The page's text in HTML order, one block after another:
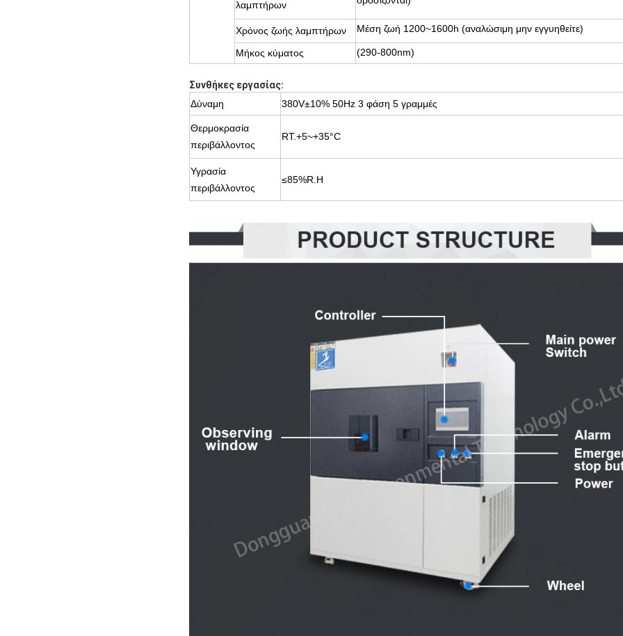
λαμπτήρων
Χρόνος ζωής λαμπτήρων Μέση ζωή 1200~1600h (αναλώσιμη μην εγγυηθείτε)
Μήκος κύματος (290-800nm)
Συνθήκες εργασίας:
Δύναμη
380V±10% 50Hz 3 φάση 5 γραμμές
Θερμοκρασία
περιβάλλοντος
RT.+5~+35°C
Υγρασία
περιβάλλοντος
≤85%R.H